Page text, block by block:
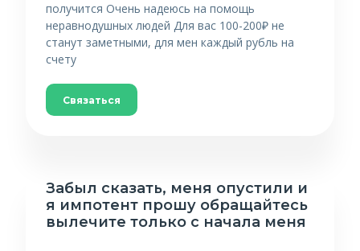
получится Очень надеюсь на помощь
неравнодушных людей Для вас 100-200₽ не
станут заметными, для мен каждый рубль на
счету
Связаться
Забыл сказать, меня опустили и
я импотент прошу обращайтесь
вылечите только с начала меня